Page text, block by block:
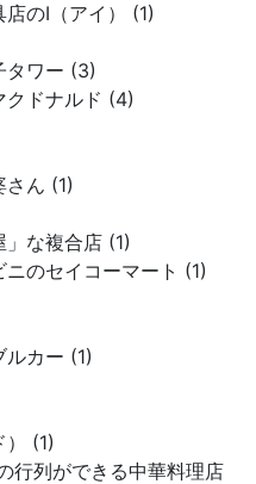
のI（アイ） (1)
タワー (3)
クドナルド (4)
さん (1)
な複合店 (1)
のセイコーマート (1)
カー (1)
） (1)
行列ができる中華料理店